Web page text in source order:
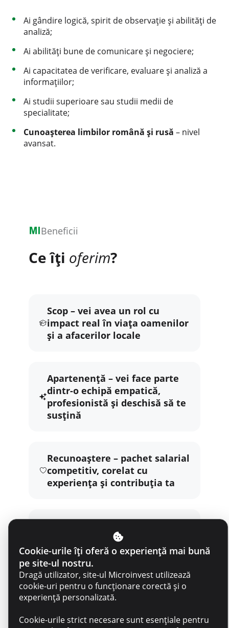
Ai gândire logică, spirit de observație și abilități de
analiză;
Ai abilități bune de comunicare și negociere;
Ai capacitatea de verificare, evaluare și analiză a
informațiilor;
Ai studii superioare sau studii medii de
specialitate;
Cunoașterea limbilor română și rusă – nivel
avansat.
Beneficii
Ce îți oferim?
Scop – vei avea un rol cu
impact real în viața oamenilor
și a afacerilor locale
Apartenență – vei face parte
dintr-o echipă empatică,
profesionistă și deschisă să te
susțină
Recunoaștere – pachet salarial
competitiv, corelat cu
experiența și contribuția ta
valoare de 70 MDL/zi
Dezvoltare personală –
Compensarea parțială a
cursurilor de limba engleză
Cookie-urile îți oferă o experiență mai bună
pe site-ul nostru.
Dragă utilizator, site-ul Microinvest utilizează
cookie-uri pentru o funcționare corectă și o
experiență personalizată.
Cookie-urile strict necesare sunt esențiale pentru